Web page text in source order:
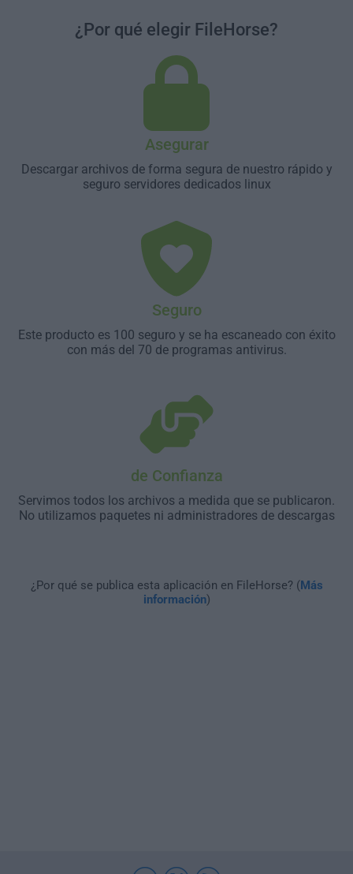
¿Por qué elegir FileHorse?
Asegurar
Descargar archivos de forma segura de nuestro rápido y
seguro servidores dedicados linux
Seguro
Este producto es 100 seguro y se ha escaneado con éxito
con más del 70 de programas antivirus.
de Confianza
Servimos todos los archivos a medida que se publicaron.
No utilizamos paquetes ni administradores de descargas
¿Por qué se publica esta aplicación en FileHorse? (Más
información)